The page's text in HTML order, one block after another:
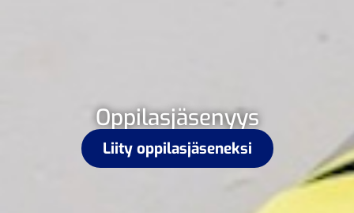
Oppilasjäsenyys
Liity oppilasjäseneksi